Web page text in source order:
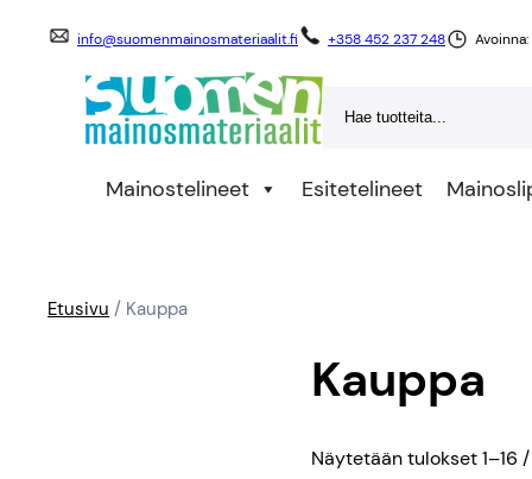
info@suomenmainosmateriaalit.fi +358 452 237 248
Search
Mainostelineet Esitetelineet
Etusivu / Kauppa
Kauppa
Näytetään tulokset 1–16